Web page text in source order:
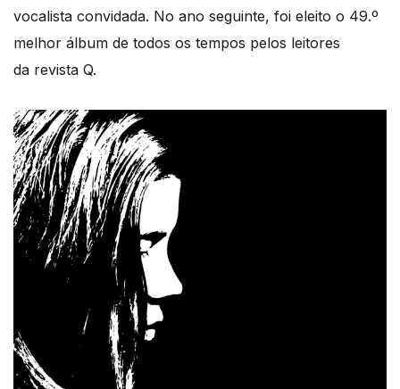
vocalista convidada. No ano seguinte, foi eleito o 49.º
melhor álbum de todos os tempos pelos leitores
da revista Q.